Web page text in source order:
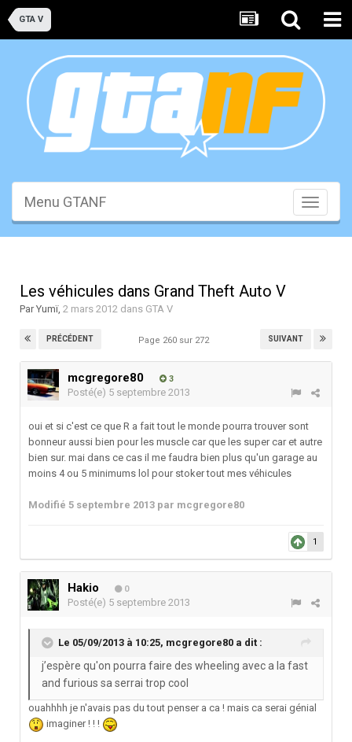
GTA V
Toggle
Menu GTANF
Les véhicules dans Grand Theft Auto V
ParYumï, 2 mars 2012 dans GTA V
PRÉCÉDENT SUIVANT
Page 260 sur 272
mcgregore80 3
Posté(e) 5 septembre 2013
oui et si c'est ce que R a fait tout le monde pourra trouver sont
bonneur aussi bien pour les muscle car que les super car et autre
bien sur. mai dans ce cas il me faudra bien plus qu'un garage au
moins 4 ou 5 minimums lol pour stoker tout mes véhicules
Modifié 5 septembre 2013 par mcgregore80
1
Hakio 0
Posté(e) 5 septembre 2013
Le 05/09/2013 à 10:25, mcgregore80 a dit :
j’espère qu'on pourra faire des wheeling avec a la fast
and furious sa serrai trop cool
ouahhhh je n'avais pas du tout penser a ca ! mais ca serai génial
imaginer ! ! !